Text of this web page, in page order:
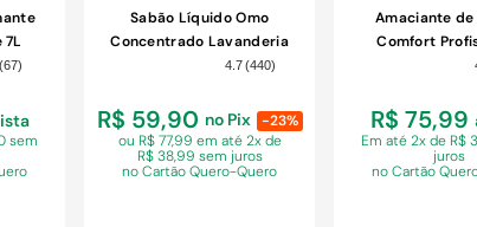
(67)
sem
Sabão Líquido Omo
Concentrado Lavanderia
Profissional Perfect White
4.7(440)
R$ 59,90 no Pix
-23%
ou R$ 77,99 em até 2x de
R$ 38,99 sem juros
no Cartão Quero-Quero
Amaciante de
Comfort
Original Pro
R$ 75,99
Em até 2x de R$
juros
no Cartão